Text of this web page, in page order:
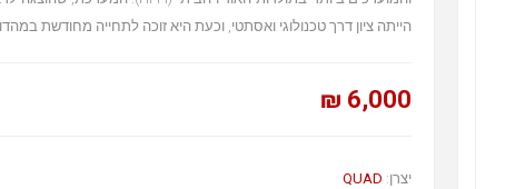
הייתה ציון דרך טכנולוגי ואסתטי, וכעת היא זוכה לתחייה מחודשת במהדורת 2024
6,000 ₪
יצרן: QUAD